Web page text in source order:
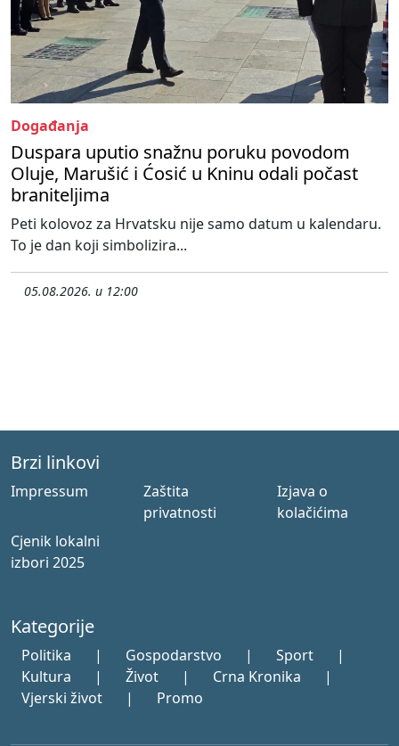
Događanja
Duspara uputio snažnu poruku povodom
Oluje, Marušić i Ćosić u Kninu odali počast
braniteljima
Peti kolovoz za Hrvatsku nije samo datum u kalendaru.
To je dan koji simbolizira...
05.08.2026. u 12:00
Brzi linkovi
Impressum
Zaštita
privatnosti
Izjava o
kolačićima
Cjenik lokalni
izbori 2025
Kategorije
Politika | Gospodarstvo | Sport
|
Kultura
| Život | Crna Kronika
|
Vjerski život
| Promo